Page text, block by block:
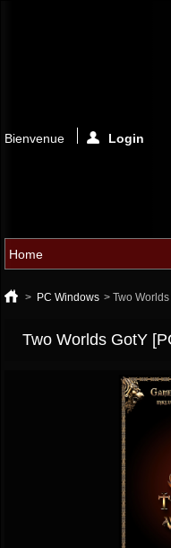
Bienvenue Login
> PC Windows > Two
Two Worlds GotY